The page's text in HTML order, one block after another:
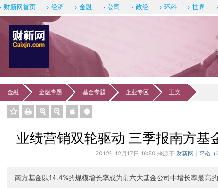
财新网首页 经济 金融 公司 政经 环科 世界
金融 金融专题 基金专题 企业专区 正文
业绩营销双轮驱动 三季报南方基
2012年12月17日 16:50 来源于 财新网 评论（
南方基金以14.4%的规模增长率成为前六大基金公司中增长率最高